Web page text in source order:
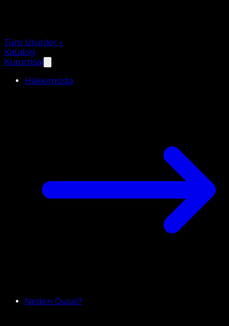
Tüm Ürünler →
Katalog
Kurumsal
Hakkımızda
Neden Duşal?